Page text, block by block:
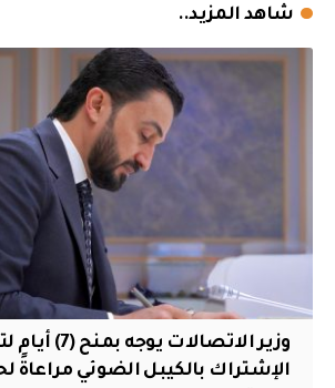
شاهد المزيد..
وزير الاتصالات يوجه
الإشتراك بالكيبل الضوئي مراعاةً